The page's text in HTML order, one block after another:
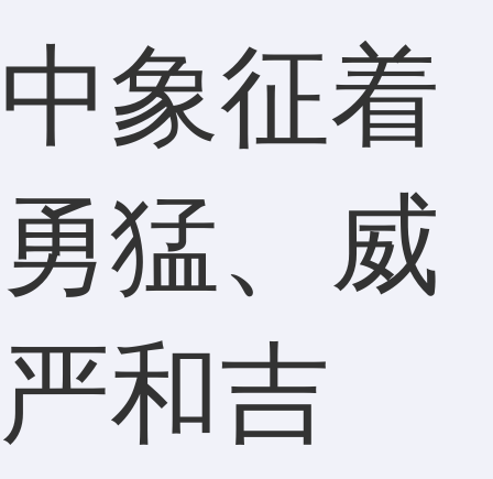
中象征着
勇猛、威
严和吉